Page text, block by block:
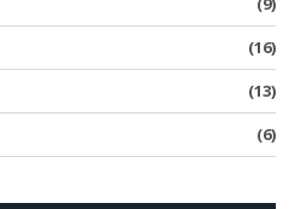
(16)
(13)
(6)